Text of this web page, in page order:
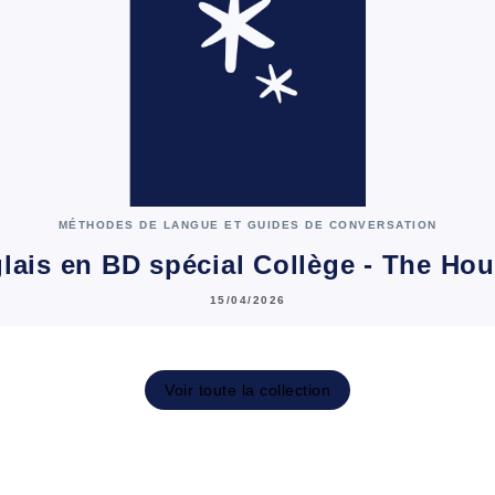
MÉTHODES DE LANGUE ET GUIDES DE CONVERSATION
en BD spécial Collège - The
15/04/2026
Voir toute la collection